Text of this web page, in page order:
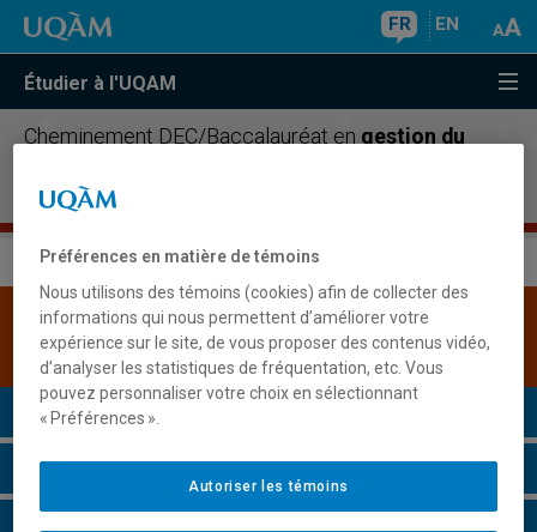
FR EN
Étudier à l'UQAM
Cheminement DEC/Baccalauréat en gestion du
hôtelière et de restauration
Une version plus récente de ce programme est
disponible.Cliquez ici pour la consulter.
Présentation du programme
Conditions d'admission
Préférences en matière de témoins
Nous utilisons des témoins (cookies) afin de collecter des
informations qui nous permettent d’améliorer votre
expérience sur le site, de vous proposer des contenus vidéo,
d’analyser les statistiques de fréquentation, etc. Vous
pouvez personnaliser votre choix en sélectionnant
« Préférences ».
Autoriser les témoins